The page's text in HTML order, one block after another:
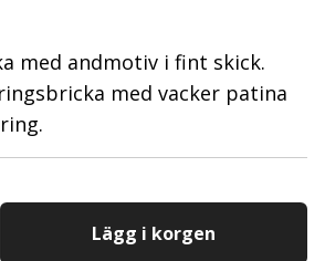
med andmotiv i fint skick.
med vacker patina
Lägg i korgen